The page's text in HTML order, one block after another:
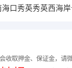
海口秀英秀英西海
收取押金、保证金，请微